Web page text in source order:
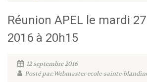
Réunion APEL le mardi
2016 à 20h15
12 septembre 2016
Posté par:Webmaster-ecole-sainte-